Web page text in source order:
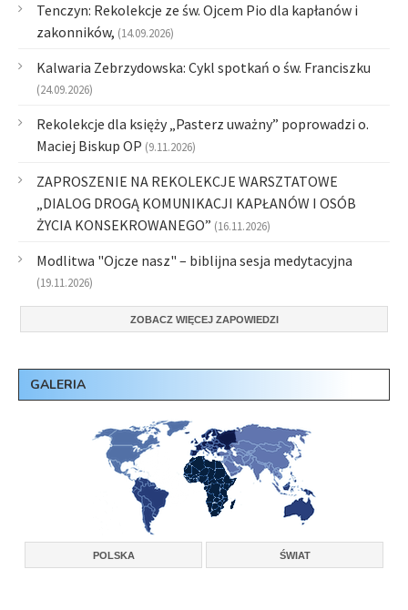
Tenczyn: Rekolekcje ze św. Ojcem Pio dla kapłanów i
zakonników, (14.09.2026)
Kalwaria Zebrzydowska: Cykl spotkań o św. Franciszku
(24.09.2026)
Rekolekcje dla księży „Pasterz uważny” poprowadzi o.
Maciej Biskup OP (9.11.2026)
ZAPROSZENIE NA REKOLEKCJE WARSZTATOWE
„DIALOG DROGĄ KOMUNIKACJI KAPŁANÓW I OSÓB
ŻYCIA KONSEKROWANEGO” (16.11.2026)
Modlitwa "Ojcze nasz" – biblijna sesja medytacyjna
(19.11.2026)
ZOBACZ WIĘCEJ ZAPOWIEDZI
GALERIA
POLSKA ŚWIAT